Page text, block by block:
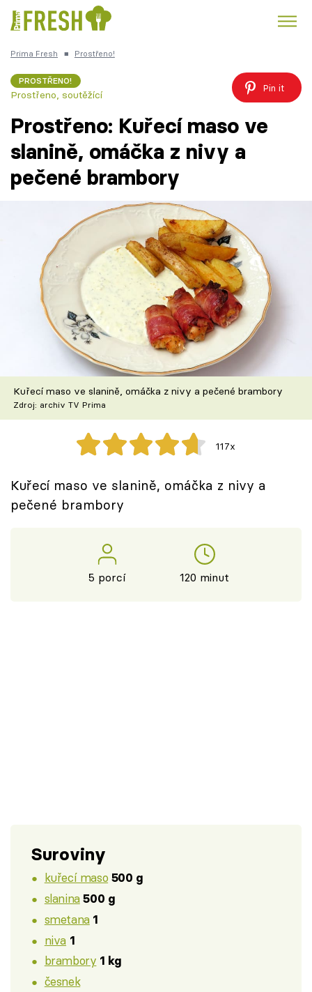
Česká kuchyně
Témata
Recepty
Články
TV Program
Škola vaření
Recepty z TV
Speciál: Cuketa
Těhotnej kuchař
Přihlášení
Prima Fresh ■ Prostřeno!
PROSTŘENO!
Prostřeno, soutěžící
Pin it
Prostřeno: Kuřecí maso ve
slanině, omáčka z nivy a
pečené brambory
Kuřecí maso ve slanině, omáčka z nivy a pečené brambory
Zdroj: archiv TV Prima
117x
Kuřecí maso ve slanině, omáčka z nivy a
pečené brambory
5 porcí 120 minut
Suroviny
kuřecí maso 500 g
slanina 500 g
smetana 1
niva 1
brambory 1 kg
česnek